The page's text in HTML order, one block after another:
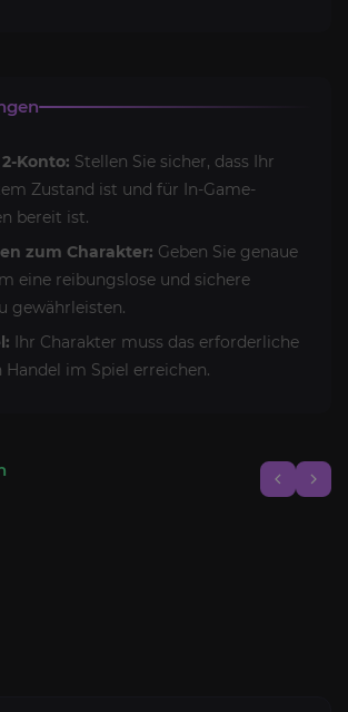
Konto: Stellen Sie sicher, dass Ihr
Zustand ist und für In-Game-
bereit ist.
zum Charakter: Geben Sie genaue
eine reibungslose und sichere
gewährleisten.
Ihr Charakter muss das erforderliche
Handel im Spiel erreichen.